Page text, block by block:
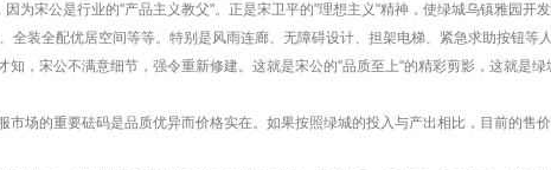
为宋公是行业的"产品主义教父"。正是宋卫平的"理想主义"精神，使绿城乌镇雅园开
装全配优居空间等等。特别是风雨连廊、无障碍设计、担架电梯、紧急求助按钮等
，宋公不满意细节，强令重新修建。这就是宋公的"品质至上"的精彩剪影，这就是绿
场的重要砝码是品质优异而价格实在。如果按照绿城的投入与产出相比，目前的售价